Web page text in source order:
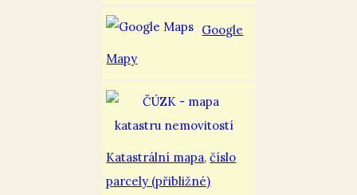
Google
Mapy
Katastrální mapa,číslo
parcely (přibližné)